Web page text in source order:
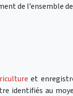
de l’ensemble
et
identifiés au